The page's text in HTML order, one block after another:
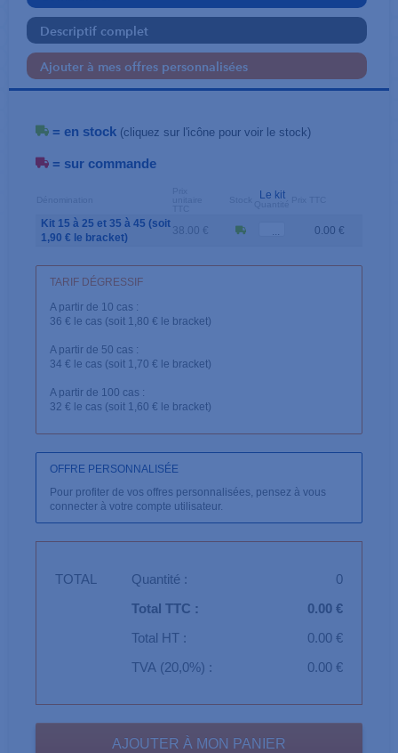
Descriptif complet
Ajouter à mes offres personnalisées
= en stock (cliquez sur l'icône pour voir le stock)
= sur commande
Le kit
Kit 15 à 25 et 35 à 45 (soit
1,90 € le bracket)
38.00 € 0.00 €
TARIF DÉGRESSIF
A partir de 10 cas :
36 € le cas (soit 1,80 € le bracket)
A partir de 50 cas :
34 € le cas (soit 1,70 € le bracket)
A partir de 100 cas :
32 € le cas (soit 1,60 € le bracket)
OFFRE PERSONNALISÉE
Pour profiter de vos offres personnalisées, pensez à vous
connecter à votre compte utilisateur.
TOTAL Quantité :
0
Total TTC :
0.00 €
Total HT :
0.00 €
TVA (20,0%) :
0.00 €